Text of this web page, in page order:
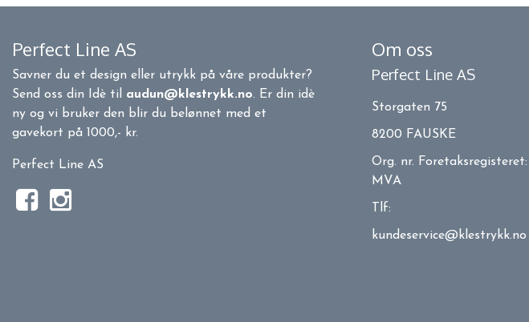
Perfect Line AS
Savner du et design eller utrykk på våre produkter?
Send oss din Idè til audun@klestrykk.no. Er din idè
ny og vi bruker den blir du belønnet med et
gavekort på 1000,- kr.
Perfect Line AS
Om oss
Perfect Line AS
Storgaten 75
8200 FAUSKE
Org. nr. Foretaksregisteret:
MVA
Tlf:
kundeservice@klestrykk.no